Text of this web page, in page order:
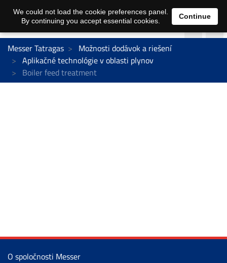
Messer Tatragas
Možnosti dodávok a riešení
Aplikačné technológie v oblasti plynov
Boiler feed treatment
O spoločnosti Messer
We could not load the cookie preferences panel.
By continuing you accept essential cookies.
Continue